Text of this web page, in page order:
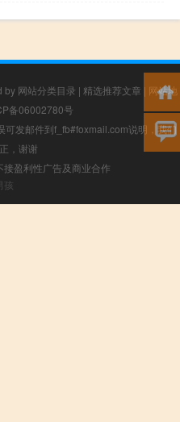
by 网站分类目录 | 精选推荐文章 | 网站地
备06002780号
发邮件到f_fb#foxmail.com说明，我们
，谢谢
盈利性广告及商业合作
孩